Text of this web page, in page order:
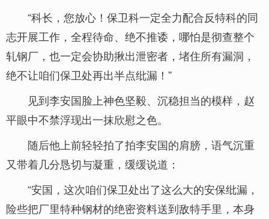
“科长，您放心！保卫科一定全力配合反特科的同
志开展工作，全程待命、绝不推诿，哪怕是彻查整个
轧钢厂，也一定会协助揪出泄密者，堵住所有漏洞，
绝不让咱们保卫处再出半点纰漏！”
见到李安国脸上神色坚毅、沉稳担当的模样，赵
平眼中不禁浮现出一抹欣慰之色。
随后他上前轻轻拍了拍李安国的肩膀，语气沉重
又带着几分恳切与凝重，缓缓说道：
“安国，这次咱们保卫处出了这么大的安保纰漏，
险些把厂里特种钢材的绝密资料送到敌特手里，本身